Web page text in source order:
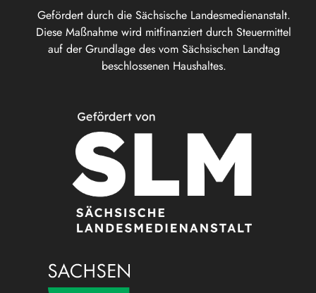
Gefördert durch die Sächsische Landesmedienanstalt.
Diese Maßnahme wird mitfinanziert durch Steuermittel
auf der Grundlage des vom Sächsischen Landtag
beschlossenen Haushaltes.